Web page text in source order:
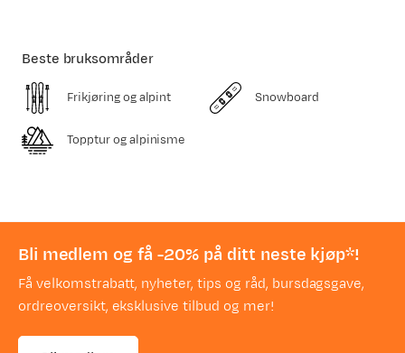
Beste bruksområder
Frikjøring og alpint Snowboard
Topptur og alpinisme
Bli medlem og få -20% på ditt neste kjøp*!
Få velkomstrabatt, nyheter, tips og råd, bursdagsgave,
ordreoversikt, eksklusive tilbud og mer!